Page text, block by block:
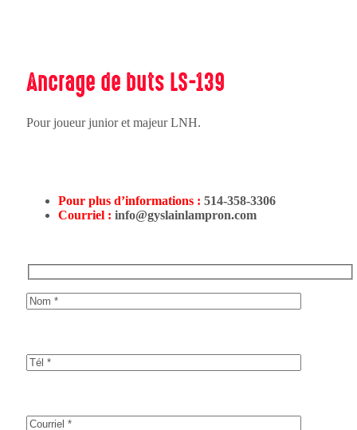
Ancrage de buts LS-139
Pour joueur junior et majeur LNH.
Pour plus d’informations : 514-358-3306
Courriel : info@gyslainlampron.com